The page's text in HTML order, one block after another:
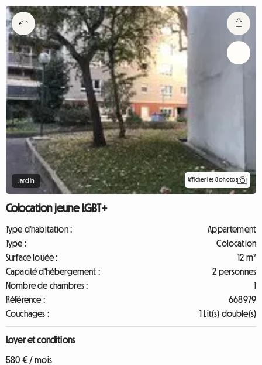
Jardin Afficher les 8 photos
Colocation jeune LGBT+
Type d'habitation :
Appartement
Type :
Colocation
Surface louée :
12 m²
Capacité d'hébergement :
2 personnes
Nombre de chambres :
1
Référence :
668979
Couchages :
1 Lit(s) double(s)
Loyer et conditions
580 € / mois